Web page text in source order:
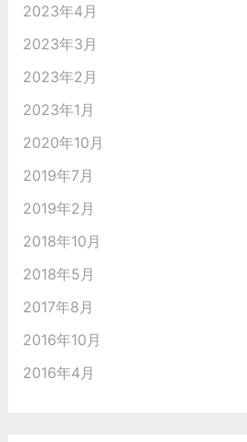
2023年4月
2023年3月
2023年2月
2023年1月
2020年10月
2019年7月
2019年2月
2018年10月
2018年5月
2017年8月
2016年10月
2016年4月